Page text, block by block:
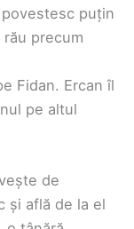
puțin
precum
Fidan. Ercan îl
pe altul
de
și află de la el